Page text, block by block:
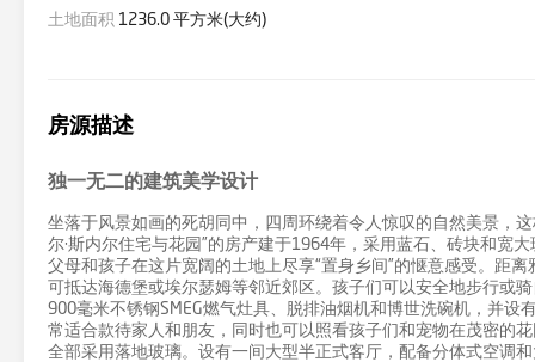
土地面积 1236.0 平方米(大约)
房源描述
独一无二的建筑美学设计
坐落于风景如画的死胡同中，四周环绕着令人惊叹的自然美景，
尔·斯内尔住宅与花园”的房产建于1964年，采用蓝石、砖块和宽
父母和孩子在这片宽阔的土地上尽享“置身乡间”的惬意感受。距
可抵达海德堡或埃尔瑟姆等邻近郊区。孩子们可以安全地步行或
900毫米不锈钢SMEG燃气灶具、脱排油烟机和博世洗碗机，并
常适合款待家人和朋友，同时也可以照看孩子们和宠物在茂密的
全部采用落地玻璃。设有一间大型半正式客厅，配备分体式空调